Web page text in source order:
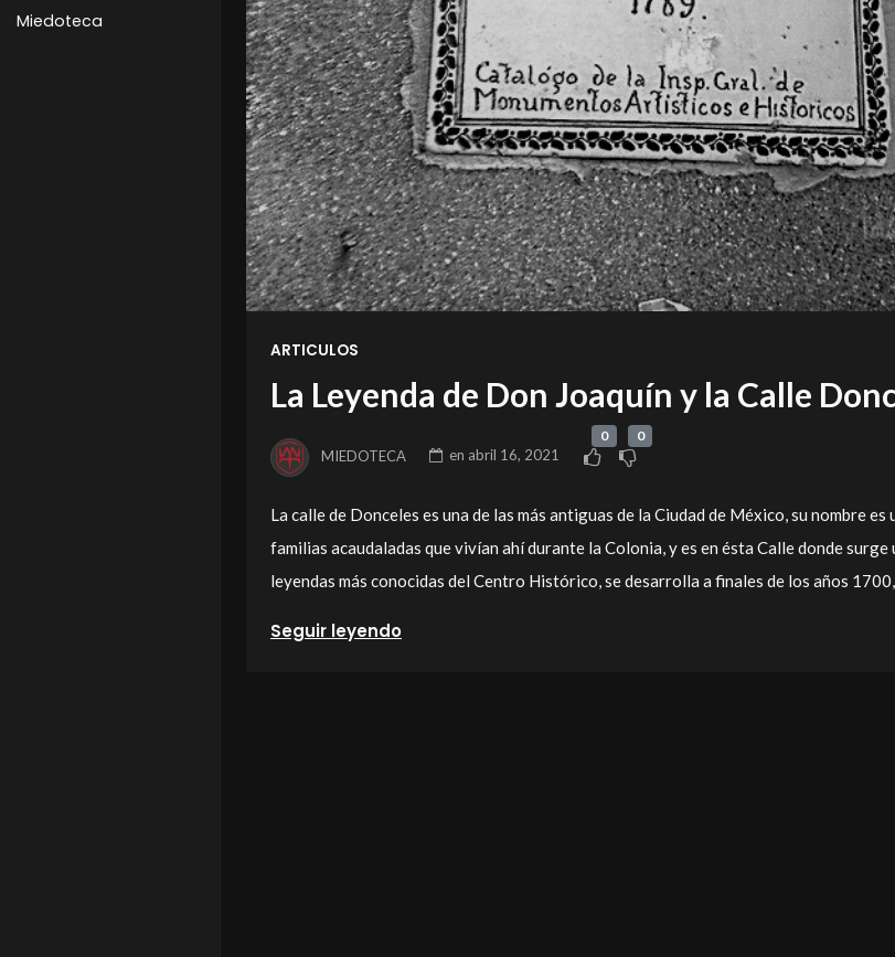
Miedoteca
ARTICULOS
La Leyenda de Don Joaquín y la Calle
MIEDOTECA en abril 16, 2021
0 0
La calle de Donceles es una de las más antiguas de la Ciudad de México, su nombre es
familias acaudaladas que vivían ahí durante la Colonia, y es en ésta Calle donde surge
leyendas más conocidas del Centro Histórico, se desarrolla a finales de los años
Seguir leyendo